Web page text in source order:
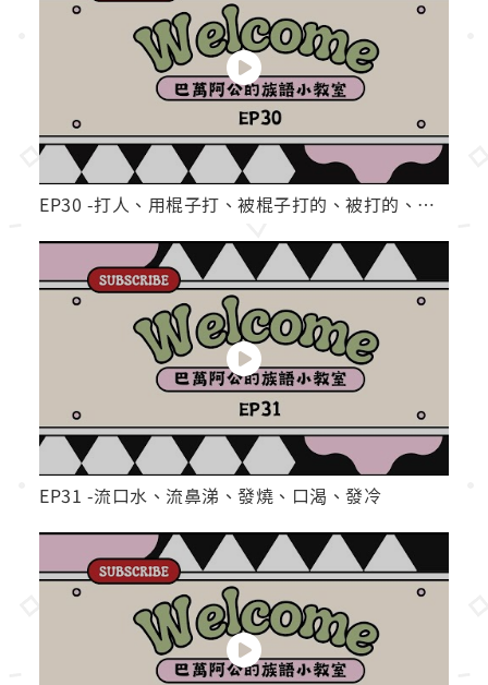
EP30 -打人、用棍子打、被棍子打的、被打的、故意的
EP31 -流口水、流鼻涕、發燒、口渴、發冷